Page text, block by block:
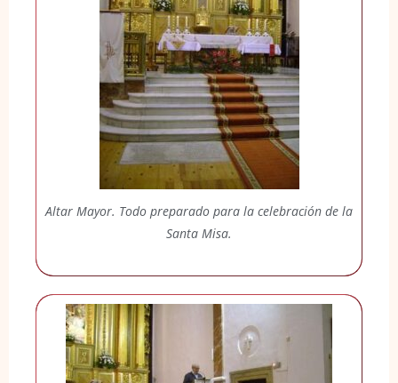
Altar Mayor. Todo preparado para la celebración de la
Santa Misa.